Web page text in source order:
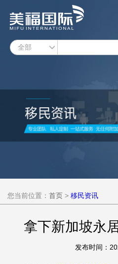
您当前位置： 首页 > 移民资讯
拿下新加坡永
发布时间：